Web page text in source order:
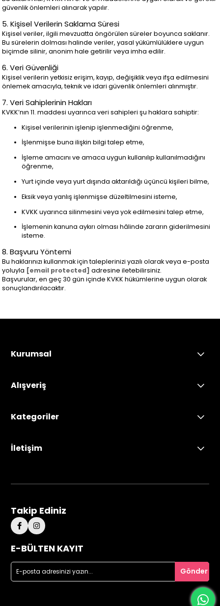
güvenlik önlemleri alınarak yapılır.
5. Kişisel Verilerin Saklama Süresi
Kişisel veriler, ilgili mevzuatta öngörülen süreler boyunca saklanır.
Bu sürelerin dolması halinde veriler, yasal yükümlülüklere uygun
biçimde silinir, anonim hale getirilir veya imha edilir.
6. Veri Güvenliği
Kişisel verilerin yetkisiz erişim, kayıp, değişiklik veya ifşa edilmesini
önlemek amacıyla, teknik ve idari güvenlik önlemleri alınmıştır.
7. Veri Sahiplerinin Hakları
KVKK’nın 11. maddesi uyarınca veri sahipleri şu haklara sahiptir:
Kişisel verilerinin işlenip işlenmediğini öğrenme,
İşlenmişse buna ilişkin bilgi talep etme,
İşleme amacını ve amaca uygun kullanılıp kullanılmadığını
öğrenme,
Yurt içinde veya yurt dışında aktarıldığı üçüncü kişileri bilme,
Eksik veya yanlış işlenmişse düzeltilmesini isteme,
KVKK uyarınca silinmesini veya yok edilmesini talep etme,
İşlemenin kanuna aykırı olması hâlinde zararın giderilmesini
isteme.
8. Başvuru Yöntemi
Bu haklarınızı kullanmak için taleplerinizi yazılı olarak veya e-posta
yoluyla [email protected] adresine iletebilirsiniz.
Başvurular, en geç 30 gün içinde KVKK hükümlerine uygun olarak
sonuçlandırılacaktır.
Kurumsal
Alışveriş
Kategoriler
İletişim
Takip Ediniz
E-BÜLTEN KAYIT
Gönder